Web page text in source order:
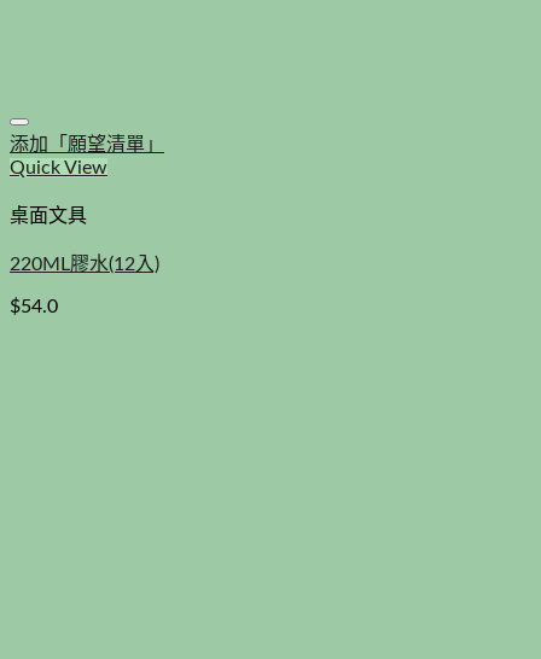
添加「願望清單」
Quick View
桌面文具
220ML膠水(12入)
$54.0